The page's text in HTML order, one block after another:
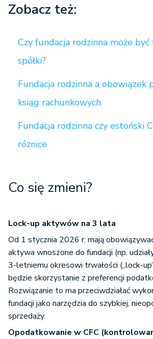
Zobacz też:
Czy fundacja rodzinna może
spółki?
Fundacja rodzinna a obowiązek
ksiąg rachunkowych
Fundacja rodzinna czy estoński
róznice
Co się zmieni?
Lock-up aktywów na 3 lata
Od 1 stycznia 2026 r. mają
aktywa wnoszone do fundacji (np.
3-letniemu okresowi trwałości („lock-
będzie skorzystanie z preferencji
Rozwiązanie to ma przeciwdziałać
fundacji jako narzędzia do szybkiej,
sprzedaży.
Opodatkowanie w CFC